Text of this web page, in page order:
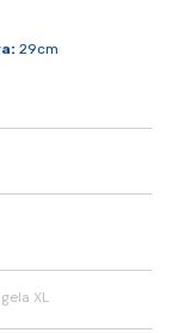
29cm
XL